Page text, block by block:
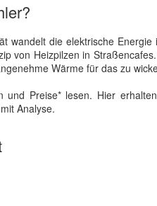
wandelt die elektrische
von Heizpilzen in
Wärme für das zu
Preise* lesen. Hier
Analyse.